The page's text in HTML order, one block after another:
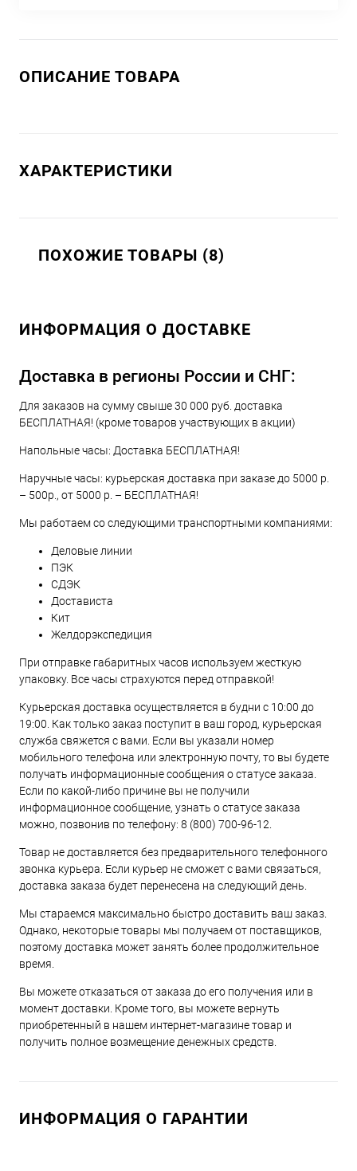
ОПИСАНИЕ ТОВАРА
ХАРАКТЕРИСТИКИ
ПОХОЖИЕ ТОВАРЫ (8)
ИНФОРМАЦИЯ О ДОСТАВКЕ
Доставка в регионы России и СНГ:
Для заказов на сумму свыше 30 000 руб. доставка
БЕСПЛАТНАЯ! (кроме товаров участвующих в акции)
Напольные часы: Доставка БЕСПЛАТНАЯ!
Наручные часы: курьерская доставка при заказе до 5000 р.
– 500р., от 5000 р. – БЕСПЛАТНАЯ!
Мы работаем со следующими транспортными компаниями:
Деловые линии
ПЭК
СДЭК
Достависта
Кит
Желдорэкспедиция
При отправке габаритных часов используем жесткую
упаковку. Все часы страхуются перед отправкой!
Курьерская доставка осуществляется в будни с 10:00 до
19:00. Как только заказ поступит в ваш город, курьерская
служба свяжется с вами. Если вы указали номер
мобильного телефона или электронную почту, то вы будете
получать информационные сообщения о статусе заказа.
Если по какой-либо причине вы не получили
информационное сообщение, узнать о статусе заказа
можно, позвонив по телефону: 8 (800) 700-96-12.
Товар не доставляется без предварительного телефонного
звонка курьера. Если курьер не сможет с вами связаться,
доставка заказа будет перенесена на следующий день.
Мы стараемся максимально быстро доставить ваш заказ.
Однако, некоторые товары мы получаем от поставщиков,
поэтому доставка может занять более продолжительное
время.
Вы можете отказаться от заказа до его получения или в
момент доставки. Кроме того, вы можете вернуть
приобретенный в нашем интернет-магазине товар и
получить полное возмещение денежных средств.
ИНФОРМАЦИЯ О ГАРАНТИИ